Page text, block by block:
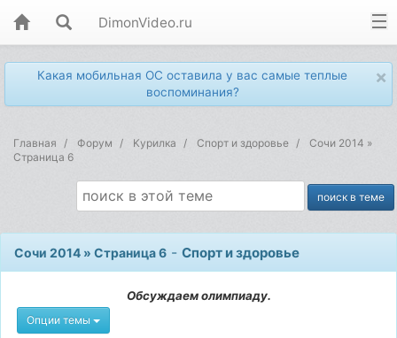
DimonVideo.ru
×
Какая мобильная ОС оставила у вас самые теплые
воспоминания?
Главная Форум Kурилка Спорт и здоровье
Сочи 2014 »
Страница 6
Сочи 2014 » Страница 6 -Спорт и здоровье
Обсуждаем олимпиаду.
Опции темы